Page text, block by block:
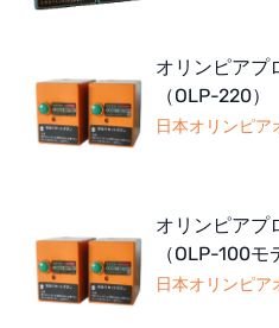
オリンピアプ
（OLP-220）
日本オリンピア
オリンピアプ
（OLP-100モ
日本オリンピア